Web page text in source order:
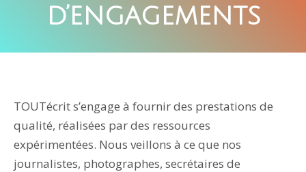
d’engagements
TOUTécrit s’engage à fournir des prestations de
qualité, réalisées par des ressources
expérimentées. Nous veillons à ce que nos
journalistes, photographes, secrétaires de